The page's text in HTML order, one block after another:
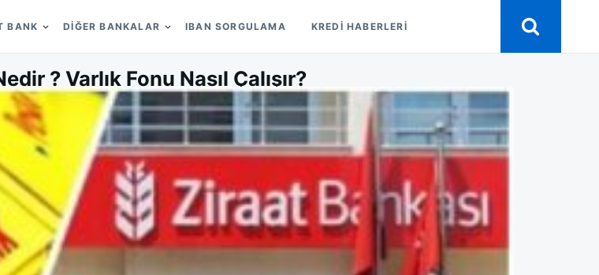
BANK DIĞER BANKALAR IBAN SORGULAMA KREDI HABERLERI
? Varlık Fonu Nasıl Çalışır?
on 01/04/2017 LEAVE A COMMENTON
PTT
VARLIK
FONU
NEDIR
?
VARLIK
FONU
NASIL
ÇALIŞIR?